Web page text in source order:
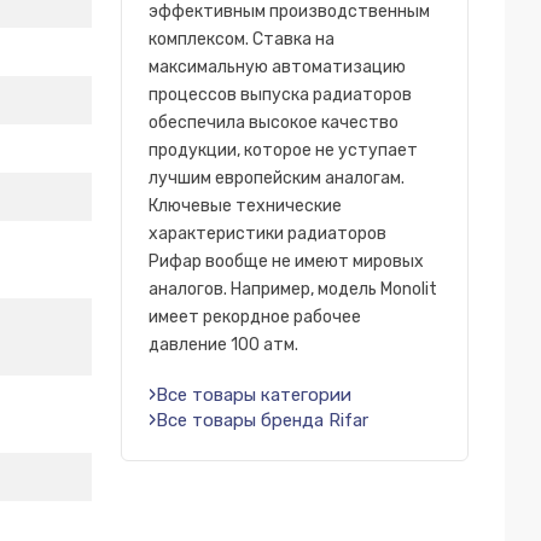
эффективным производственным
комплексом. Ставка на
максимальную автоматизацию
процессов выпуска радиаторов
обеспечила высокое качество
продукции, которое не уступает
лучшим европейским аналогам.
Ключевые технические
характеристики радиаторов
Рифар вообще не имеют мировых
аналогов. Например, модель Monolit
имеет рекордное рабочее
давление 100 атм.
Все товары категории
Все товары бренда Rifar